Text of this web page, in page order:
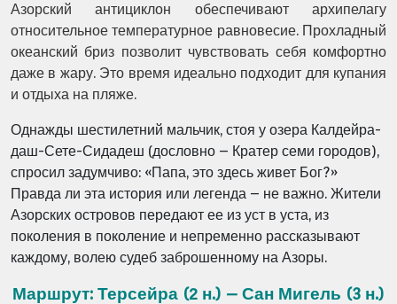
Азорский антициклон обеспечивают архипелагу
относительное температурное равновесие. Прохладный
океанский бриз позволит чувствовать себя комфортно
даже в жару. Это время идеально подходит для купания
и отдыха на пляже.
Однажды шестилетний мальчик, стоя у озера Калдейра-
даш-Сете-Сидадеш (дословно – Кратер семи городов),
спросил задумчиво: «Папа, это здесь живет Бог?»
Правда ли эта история или легенда – не важно. Жители
Азорских островов передают ее из уст в уста, из
поколения в поколение и непременно рассказывают
каждому, волею судеб заброшенному на Азоры.
Маршрут: Терсейра (2 н.) – Сан Мигель (3 н.)